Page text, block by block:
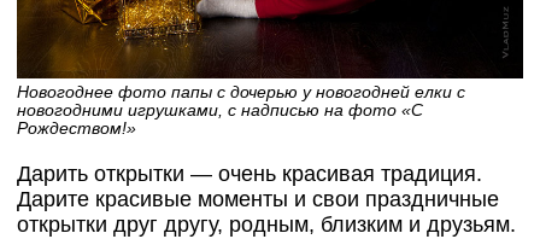
Новогоднее фото папы с дочерью у новогодней елки с
новогодними игрушками, с надписью на фото «С
Рождеством!»
Дарить открытки — очень красивая традиция.
Дарите красивые моменты и свои праздничные
открытки друг другу, родным, близким и друзьям.